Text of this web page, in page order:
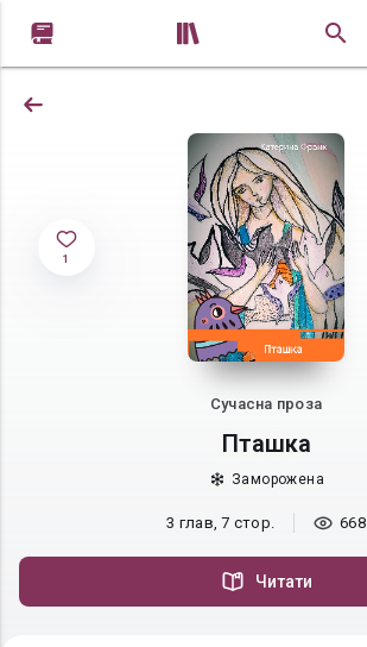

1
Сучасна проза
Пташка
Заморожена
3 глав, 7 стор. 668
Читати